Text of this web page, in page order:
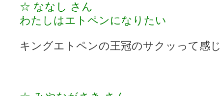
☆ ななし さん
わたしはエトペンになりたい
キングエトペンの王冠のサクッって感